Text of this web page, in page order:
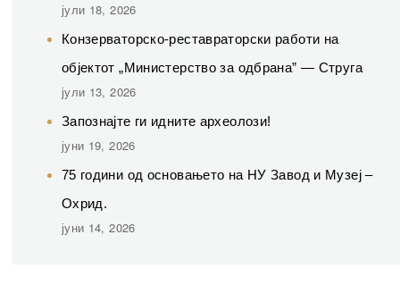
јули 18, 2026
Конзерваторско-реставраторски работи на
објектот „Министерство за одбрана” — Струга
јули 13, 2026
Запознајте ги идните археолози!
јуни 19, 2026
75 години од основањето на НУ Завод и Музеј –
Охрид.
јуни 14, 2026